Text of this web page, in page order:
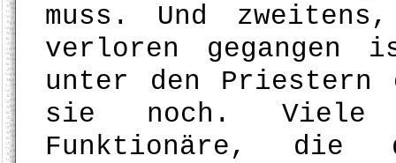
muss. Und
verloren gegangen
unter den Priestern
sie noch. Viele
Funktionäre, die